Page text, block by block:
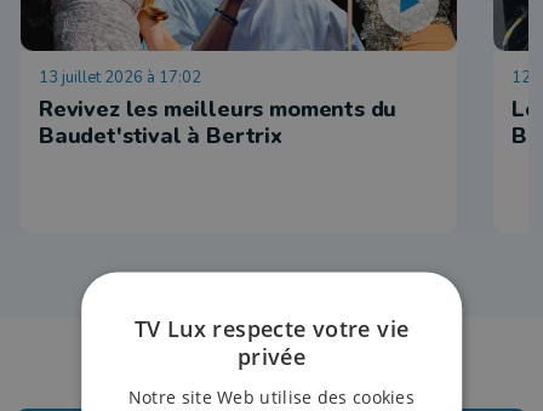
13 juillet 2026 à 17:02
Revivez les meilleurs moments du
Baudet'stival à Bertrix
12
TV Lux respecte votre vie
privée
Notre site Web utilise des cookies